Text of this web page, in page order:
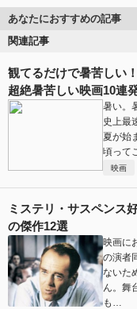
あなたにおすすめの記事
関連記事
観てるだけで暑苦しい
超絶暑苦しい映画10連
暑い。
史上最
夏が始
頃って
映画
ミステリ・サスペンス
の傑作12選
映画に
の演者
ないた
ん。舞
も…